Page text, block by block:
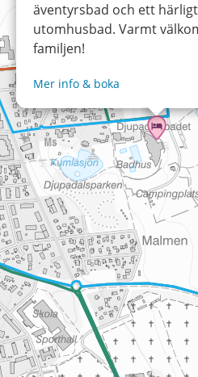
äventyrsbad och ett härligt
utomhusbad. Varmt
familjen!
Mer info & boka